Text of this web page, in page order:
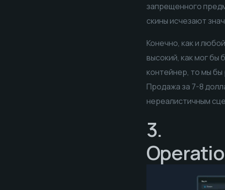
запрещенного
скины исчезают
Конечно, как и
высокий, как мог бы
контейнер, то мы бы
Продажа за 7-8
нереалистичным
3.